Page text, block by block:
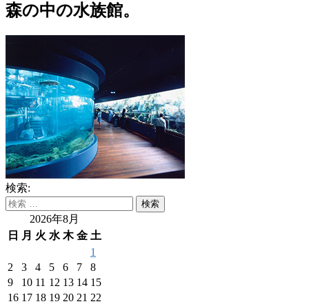
森の中の水族館。
検索:
2026年8月
日
月 火 水 木 金 土
1
2
3 4 5 6 7
8
9
10 11 12 13 14 15
16 17 18 19 20 21 22